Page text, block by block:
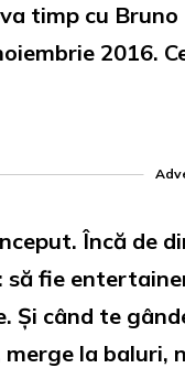
timp cu
2016.
Încă de
fie
Și când te
la